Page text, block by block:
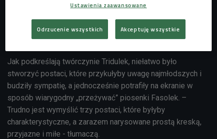
DVD z animowanymi teledyskami oraz podpisami, które
dodano z myślą o rodzicach. – Jeśli nie pamiętają słów
piosenki, mogą je przeczytać i nauczyć się ich razem z
dziećmi – mówią goście Czwórki.
Jak podkreślają twórczynie Tridulek, niełatwo było
stworzyć postaci, które przykułyby uwagę najmłodszych i
budziły sympatię, a jednocześnie potrafiły na ekranie w
sposób wiarygodny „przeżywać” piosenki Fasolek. –
Trudno jest wymyślić trzy postaci, które byłyby
charakterystyczne, a zarazem narysowane prostą kreską,
przyjazne i miłe - tłumaczą.
Ustawienia zaawansowane
Odrzucenie wszystkich Akceptuję wszystkie